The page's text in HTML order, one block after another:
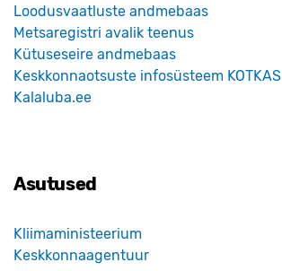
Loodusvaatluste andmebaas
Metsaregistri avalik teenus
Kütuseseire andmebaas
Keskkonnaotsuste infosüsteem KOTKAS
Kalaluba.ee
Asutused
Kliimaministeerium
Keskkonnaagentuur